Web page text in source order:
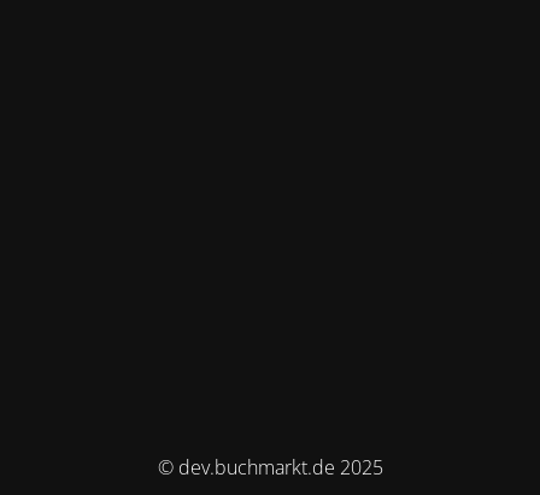
© dev.buchmarkt.de 2025